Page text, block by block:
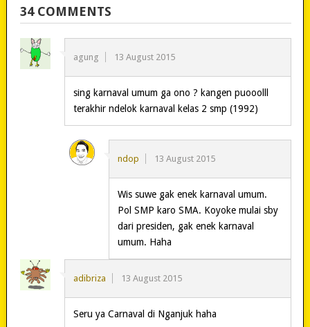
34 COMMENTS
agung 13 August 2015
sing karnaval umum ga ono ? kangen puooolll
terakhir ndelok karnaval kelas 2 smp (1992)
ndop 13 August 2015
Wis suwe gak enek karnaval umum.
Pol SMP karo SMA. Koyoke mulai sby
dari presiden, gak enek karnaval
umum. Haha
adibriza 13 August 2015
Seru ya Carnaval di Nganjuk haha